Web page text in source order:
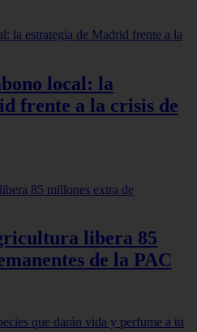
local: la
frente a la crisis de
libera 85
de la PAC